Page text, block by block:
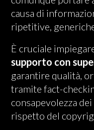
causa di
ripetitive,
È cruciale
supporto con
garantire qualità,
tramite fact-
consapevolezza
rispetto del